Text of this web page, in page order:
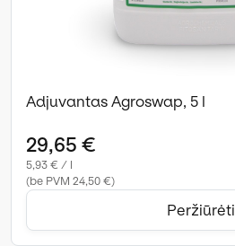
Adjuvantas Agroswap, 5 l
29,65 €
5,93 € / l
(be PVM 24,50 €)
Peržiūrėti